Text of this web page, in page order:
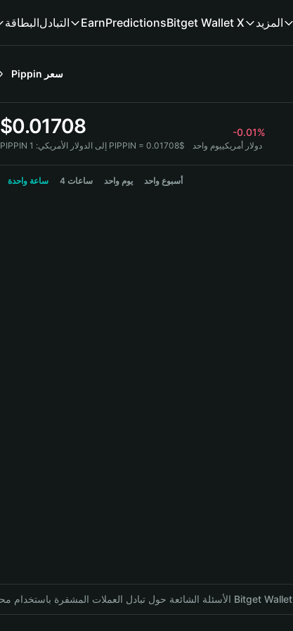
البطاقةالتبادل EarnPredictionsBitget Wallet X المزيد
Pippin سعر
$0.01708 -0.01%
PIPPIN إلى الدولار الأمريكي: 1 PIPPIN = 0.01708$ دولار أمريكييوم واحد
ساعة واحدة 4 ساعات يوم واحد أسبوع واحد
الأسئلة الشائعة حول تبادل العملات المشفرة باستخدام محفظة Bitget Wallet